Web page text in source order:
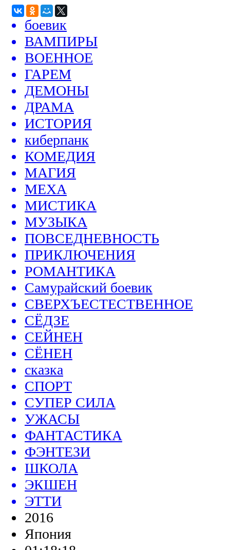
боевик
ВАМПИРЫ
ВОЕННОЕ
ГАРЕМ
ДЕМОНЫ
ДРАМА
ИСТОРИЯ
киберпанк
КОМЕДИЯ
МАГИЯ
МЕХА
МИСТИКА
МУЗЫКА
ПОВСЕДНЕВНОСТЬ
ПРИКЛЮЧЕНИЯ
РОМАНТИКА
Самурайский боевик
СВЕРХЪЕСТЕСТВЕННОЕ
СЁДЗЕ
СЕЙНЕН
СЁНЕН
сказка
СПОРТ
СУПЕР СИЛА
УЖАСЫ
ФАНТАСТИКА
ФЭНТЕЗИ
ШКОЛА
ЭКШЕН
ЭТТИ
2016
Япония